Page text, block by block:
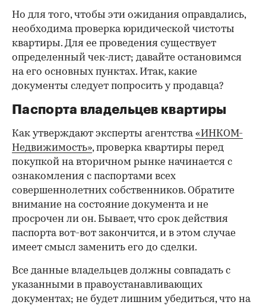
Но для того, чтобы эти ожидания оправдались,
необходима проверка юридической чистоты
квартиры. Для ее проведения существует
определенный чек-лист; давайте остановимся
на его основных пунктах. Итак, какие
документы следует попросить у продавца?
Паспорта владельцев квартиры
Как утверждают эксперты агентства«ИНКОМ-
Недвижимость», проверка квартиры перед
покупкой на вторичном рынке начинается с
ознакомления с паспортами всех
совершеннолетних собственников. Обратите
внимание на состояние документа и не
просрочен ли он. Бывает, что срок действия
паспорта вот-вот закончится, и в этом случае
имеет смысл заменить его до сделки.
Все данные владельцев должны совпадать с
указанными в правоустанавливающих
документах; не будет лишним убедиться, что на